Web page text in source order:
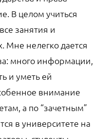
В целом учиться
занятия и
Мне нелегко дается
много информации,
и уметь ей
внимание
а по “зачетным”
в университете на